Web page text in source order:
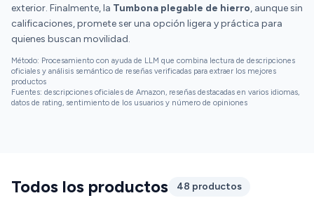
exterior. Finalmente, la Tumbona plegable de hierro, aunque sin
calificaciones, promete ser una opción ligera y práctica para
quienes buscan movilidad.
Método: Procesamiento con ayuda de LLM que combina lectura de descripciones
oficiales y análisis semántico de reseñas verificadas para extraer los mejores
productos
Fuentes: descripciones oficiales de Amazon, reseñas destacadas en varios idiomas,
datos de rating, sentimiento de los usuarios y número de opiniones
Todos los productos
48 productos